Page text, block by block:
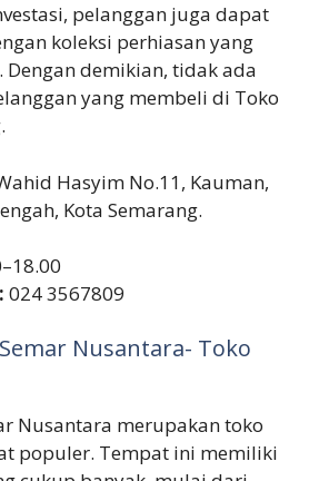
pelanggan juga dapat
koleksi perhiasan yang
demikian, tidak ada
yang membeli di Toko
Hasyim No.11, Kauman,
Kota Semarang.
024 3567809
Nusantara- Toko
Nusantara merupakan toko
populer. Tempat ini memiliki